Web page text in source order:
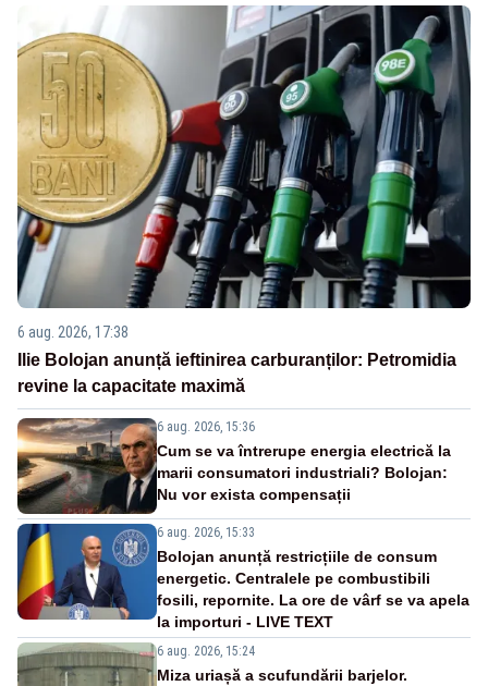
6 aug. 2026, 17:38
Ilie Bolojan anunță ieftinirea carburanților: Petromidia
revine la capacitate maximă
6 aug. 2026, 15:36
Cum se va întrerupe energia electrică la
marii consumatori industriali? Bolojan:
Nu vor exista compensații
6 aug. 2026, 15:33
Bolojan anunță restricțiile de consum
energetic. Centralele pe combustibili
fosili, repornite. La ore de vârf se va apela
la importuri - LIVE TEXT
6 aug. 2026, 15:24
Miza uriașă a scufundării barjelor.